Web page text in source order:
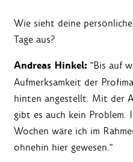
Wie sieht deine
Tage aus?
Andreas Hinkel: "Bis auf
Aufmerksamkeit der
hinten angestellt. Mit der
gibt es auch kein Problem.
Wochen wäre ich im
ohnehin hier gewesen."